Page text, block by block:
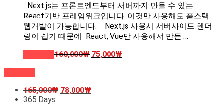
Next.js는 프론트엔드부터 서버까지 만들 수 있는
React기반 프레임워크입니다. 이것만 사용해도 풀스택
웹개발이 가능합니다. Next.js 사용시 서버사이드 렌더
링이 쉽기 때문에 React, Vue만 사용해서 만든 …
160,000₩ 75,000₩
165,000₩ 78,000₩
365 Days